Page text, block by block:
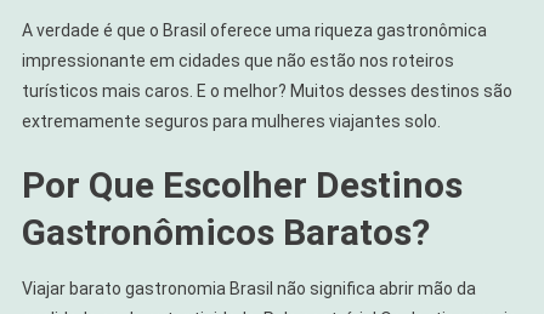
A verdade é que o Brasil oferece uma riqueza gastronômica
impressionante em cidades que não estão nos roteiros
turísticos mais caros. E o melhor? Muitos desses destinos são
extremamente seguros para mulheres viajantes solo.
Por Que Escolher Destinos
Gastronômicos Baratos?
Viajar barato gastronomia Brasil não significa abrir mão da